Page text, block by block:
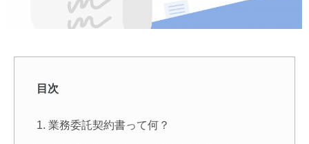
目次
業務委託契約書って何？